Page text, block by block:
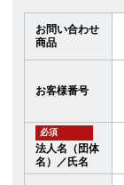
お問い合わせ
商品
お客様番号
必須
法人名（団体
名）／氏名